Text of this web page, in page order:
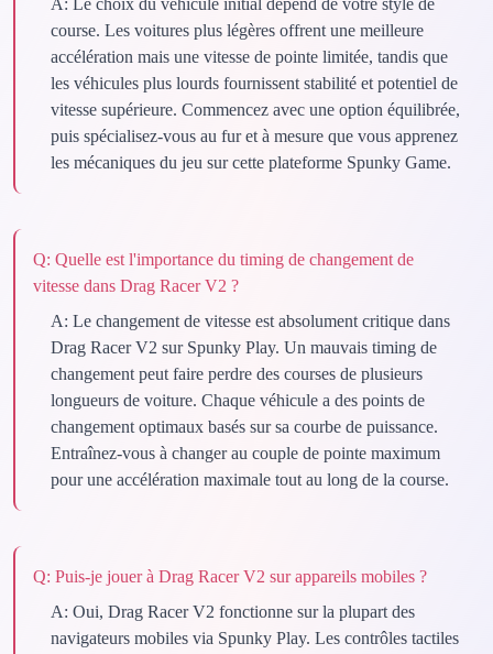
A: Le choix du véhicule initial dépend de votre style de
course. Les voitures plus légères offrent une meilleure
accélération mais une vitesse de pointe limitée, tandis que
les véhicules plus lourds fournissent stabilité et potentiel de
vitesse supérieure. Commencez avec une option équilibrée,
puis spécialisez-vous au fur et à mesure que vous apprenez
les mécaniques du jeu sur cette plateforme Spunky Game.
Q: Quelle est l'importance du timing de changement de
vitesse dans Drag Racer V2 ?
A: Le changement de vitesse est absolument critique dans
Drag Racer V2 sur Spunky Play. Un mauvais timing de
changement peut faire perdre des courses de plusieurs
longueurs de voiture. Chaque véhicule a des points de
changement optimaux basés sur sa courbe de puissance.
Entraînez-vous à changer au couple de pointe maximum
pour une accélération maximale tout au long de la course.
Q: Puis-je jouer à Drag Racer V2 sur appareils mobiles ?
A: Oui, Drag Racer V2 fonctionne sur la plupart des
navigateurs mobiles via Spunky Play. Les contrôles tactiles